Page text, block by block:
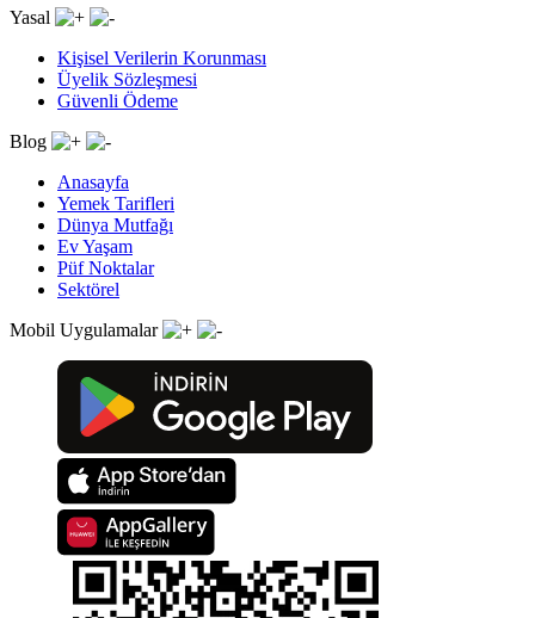
Yasal
Kişisel Verilerin Korunması
Üyelik Sözleşmesi
Güvenli Ödeme
Blog
Anasayfa
Yemek Tarifleri
Dünya Mutfağı
Ev Yaşam
Püf Noktalar
Sektörel
Mobil Uygulamalar